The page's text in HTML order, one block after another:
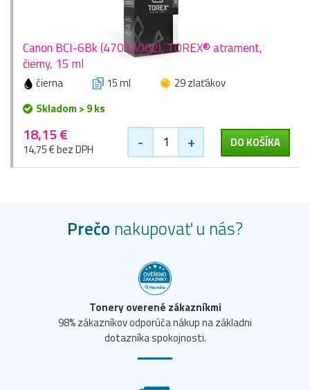
Canon BCI-6Bk (4705A002), TOREX® atrament,
čierny, 15 ml
čierna 15 ml
29 zlaťákov
Skladom > 9 ks
18,15 €
14,75 € bez DPH - + DO KOŠÍKA
Prečo nakupovať u nás?
Tonery overené zákazníkmi
98% zákazníkov odporúča nákup na základni
dotazníka spokojnosti.